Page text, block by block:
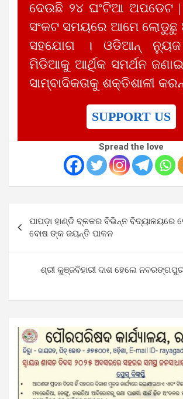
ଦେଉଛି ୨୪ ଘଂଟିଆ ଅପଡେଟ |
ସଂକଟ ସମୟରେ ଆମେ
ସହଯୋଗ । ଓଡିଆନ୍ ନ୍ୟୁଜ
ମିଡିଆକୁ ଆର୍ଥିକ ସମର୍ଥନ
ସାମ୍ବାଦିକତାକୁ ଶକ୍ତିଶାଳୀ
SUPPORT US
Spread the love
navigation
ପାପଡ଼ା ହାଣ୍ଡି ବ୍ଳକର ବିଭିନ୍ନ ବିଦ୍ୟାଳୟରେ
ବୋଷ ଙ୍କ ଜୟନ୍ତି ପାଳନ
ଶ୍ରୀ କୁଞ୍ଜବିହାରୀ ଦାଶ ହେଲେ